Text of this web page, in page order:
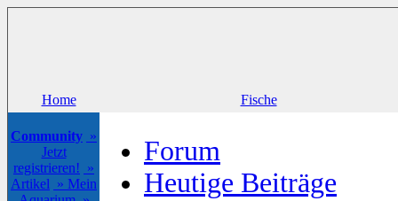
Home Fische
Community »
Jetzt
registrieren! »
Artikel » Mein
Forum
Heutige Beiträge